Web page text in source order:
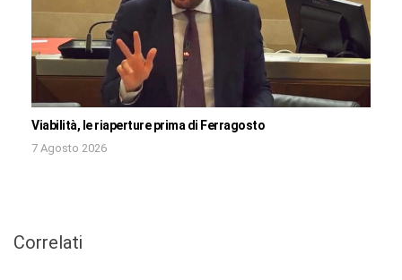
Viabilità, le riaperture prima di Ferragosto
7 Agosto 2026
Correlati